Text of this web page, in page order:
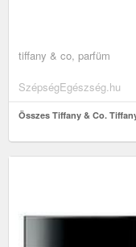
tiffany & co, parfüm
SzépségEgészség.hu
Összes Tiffany & Co.